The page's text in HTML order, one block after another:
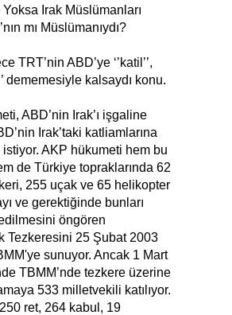
Yoksa Irak Müslümanları
mı Müslümanıydı?
TRT’nin ABD’ye ‘’katil’’,
dememesiyle kalsaydı konu.
ABD’nin Irak’ı işgaline
Irak’taki katliamlarına
AKP hükumeti hem bu
de Türkiye topraklarında 62
255 uçak ve 65 helikopter
ve gerektiğinde bunları
öngören
Tezkeresini 25 Şubat 2003
sunuyor. Ancak 1 Mart
TBMM’nde tezkere üzerine
533 milletvekili katılıyor.
ret, 264 kabul, 19